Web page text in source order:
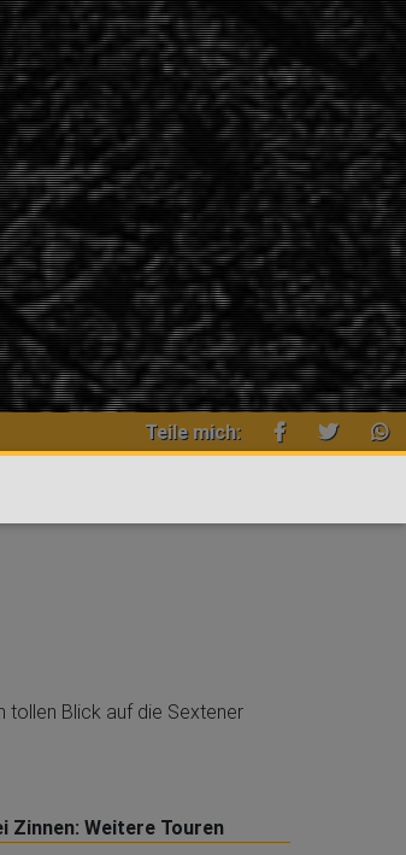
Teile mich:
tollen Blick auf die Sextener
Zinnen: Weitere Touren